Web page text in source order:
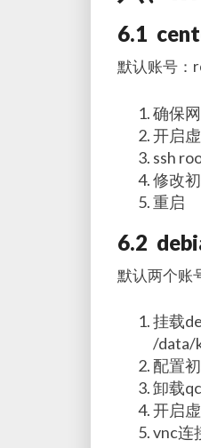
6.1
默认账号
确保
开启
ssh
修改
重启
6.2
默认两个账
挂载
/data/
配置
卸载
开启
vnc连